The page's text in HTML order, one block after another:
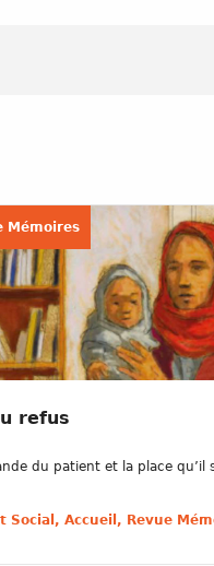
Mémoires
refus
du patient et la place qu’il
Social, Accueil, Revue